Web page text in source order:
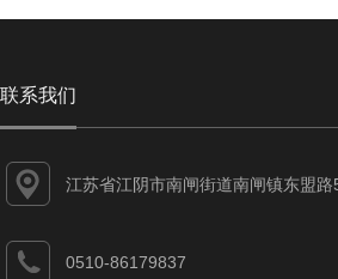
联系我们
江苏省江阴市南闸街道南闸镇东盟路
0510-86179837